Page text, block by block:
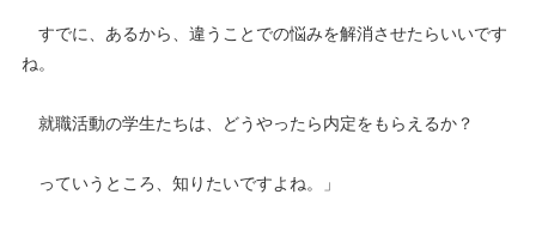
すでに、あるから、違うことでの悩みを解消させたらいいです
ね。
就職活動の学生たちは、どうやったら内定をもらえるか？
っていうところ、知りたいですよね。」